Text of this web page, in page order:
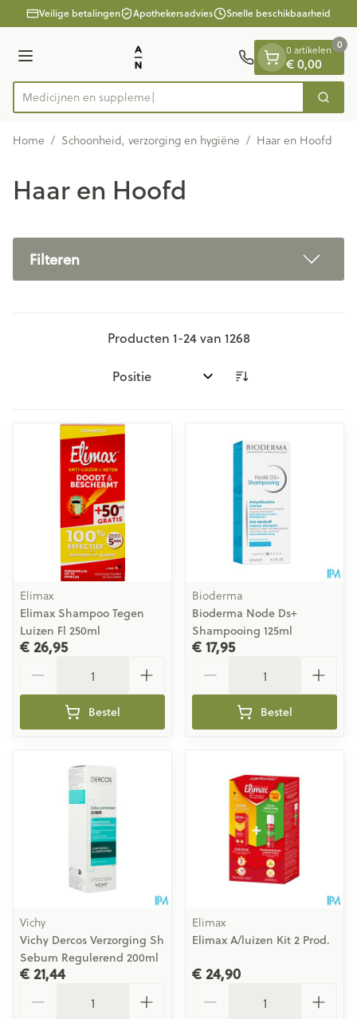
Ga naar de inhoud
1 van 1Veilige betalingen Apothekersadvies Snelle beschikbaarheid
Menu
Product, merk, categorie...
Medi Zoek
0 artikelen
€ 0,00
0
Home / Schoonheid, verzorging en hygiëne / Haar en Hoofd
Haar en Hoofd
Filteren
Producten 1-24van 1268
Sorteer op:
Elimax
Elimax Shampoo Tegen
Luizen Fl 250ml
€ 26,95
Bestel
Bioderma
Bioderma Node Ds+
Shampooing 125ml
€ 17,95
Bestel
Vichy
Vichy Dercos Verzorging Sh
Sebum Regulerend 200ml
€ 21,44
Elimax
Elimax A/luizen Kit 2 Prod.
€ 24,90